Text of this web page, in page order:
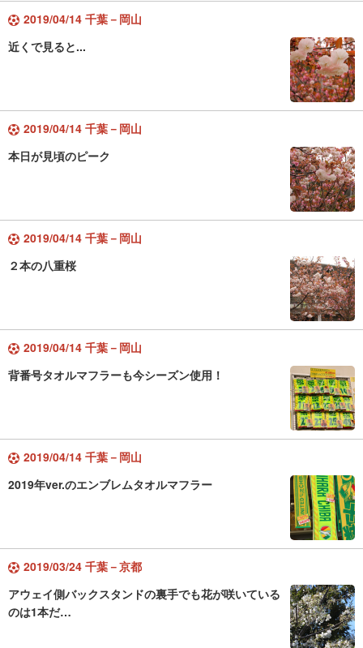
2019/04/14 千葉－岡山
近くで見ると...
2019/04/14 千葉－岡山
本日が見頃のピーク
2019/04/14 千葉－岡山
２本の八重桜
2019/04/14 千葉－岡山
背番号タオルマフラーも今シーズン使用！
2019/04/14 千葉－岡山
2019年ver.のエンブレムタオルマフラー
2019/03/24 千葉－京都
アウェイ側バックスタンドの裏手でも花が咲いている
のは1本だ…